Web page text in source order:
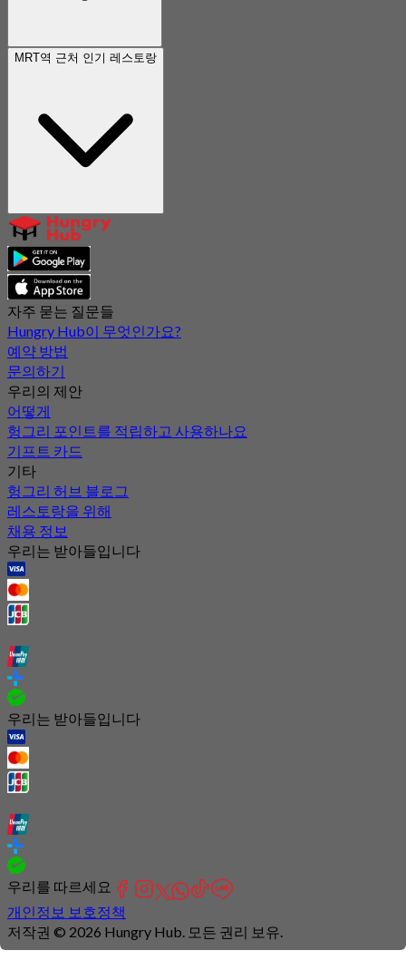
MRT역 근처 인기 레스토랑
자주 묻는 질문들
Hungry Hub이 무엇인가요?
예약 방법
문의하기
우리의 제안
어떻게
헝그리 포인트를 적립하고 사용하나요
기프트 카드
기타
헝그리 허브 블로그
레스토랑을 위해
채용 정보
우리는 받아들입니다
우리는 받아들입니다
우리를 따르세요
개인정보 보호정책
저작권 © 2026 Hungry Hub. 모든 권리 보유.
Connection